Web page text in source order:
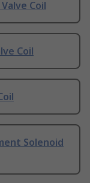
Coil
Coil
Solenoid